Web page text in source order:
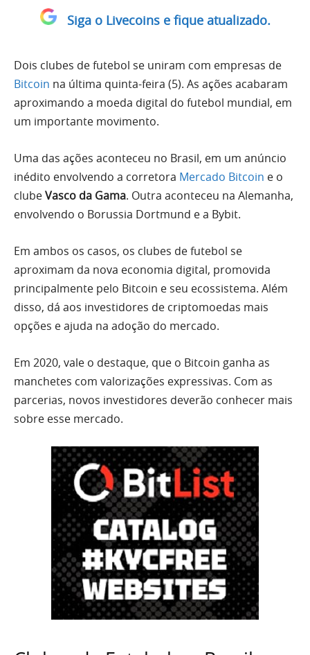
Siga o Livecoins e fique atualizado.
Dois clubes de futebol se uniram com empresas de
Bitcoin na última quinta-feira (5). As ações acabaram
aproximando a moeda digital do futebol mundial, em
um importante movimento.
Uma das ações aconteceu no Brasil, em um anúncio
inédito envolvendo a corretora Mercado Bitcoin e o
clubeVasco da Gama. Outra aconteceu na Alemanha,
envolvendo o Borussia Dortmund e a Bybit.
Em ambos os casos, os clubes de futebol se
aproximam da nova economia digital, promovida
principalmente pelo Bitcoin e seu ecossistema. Além
disso, dá aos investidores de criptomoedas mais
opções e ajuda na adoção do mercado.
Em 2020, vale o destaque, que o Bitcoin ganha as
manchetes com valorizações expressivas. Com as
parcerias, novos investidores deverão conhecer mais
sobre esse mercado.